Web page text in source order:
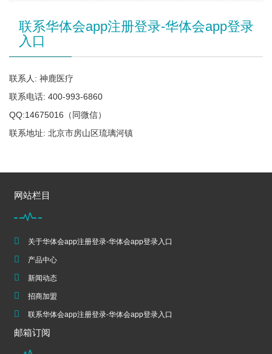
联系华体会app注册登录-华体会app登录
入口
联系人: 神鹿医疗
联系电话: 400-993-6860
QQ:14675016（同微信）
联系地址: 北京市房山区琉璃河镇
网站栏目
关于华体会app注册登录-华体会app登录入口
产品中心
新闻动态
招商加盟
联系华体会app注册登录-华体会app登录入口
邮箱订阅